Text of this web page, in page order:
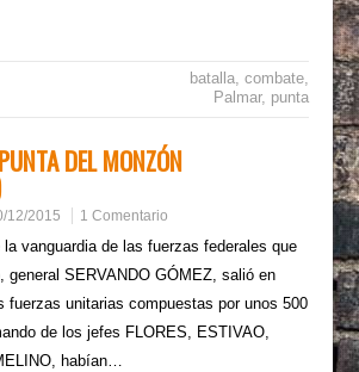
batalla, combate,
Palmar, punta
DEL MONZÓN
12/2015 1 Comentario
la vanguardia de las fuerzas federales que
general SERVANDO GÓMEZ, salió en
fuerzas unitarias compuestas por unos 500
de los jefes FLORES, ESTIVAO,
habían…